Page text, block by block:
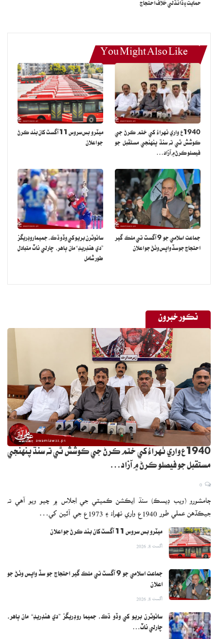
حمايت ۽ ڌانڌلي خلاف احتجاج
You Might Also Like
1940ع واري ٺهراءُ کي ختم ڪرڻ جي
ڪوشش ٿي ته سنڌ پنهنجي مستقبل جو
فيصلو ڪرڻ ۾ آزاد…
ميٽرو بس سروس 11 آگسٽ کان بند ڪرڻ
جو اعلان
جماعت اسلامي جو 9 آگسٽ تي ملڪ گير
احتجاج جو سڏ واپس وٺڻ جو اعلان
سائوٿرن بريو کي وڏو ڌڪ، جميما روڊريگز
”دي هنڊريڊ“ مان ٻاهر، چارلي ناٽ متبادل
طور شامل
نڪور خبرون
1940ع واري ٺهراءُ کي ختم ڪرڻ جي ڪوشش ٿي ته سنڌ پنهنجي
مستقبل جو فيصلو ڪرڻ ۾ آزاد…
ڄامشورو (ويب ڊيسڪ) سنڌ ايڪشن ڪميٽي جي اجلاس ۾ چيو ويو آهي ته
جيڪڏهن عملي طور 1940ع واري ٺهراءُ ۽ 1973ع جي آئين کي…
ميٽرو بس سروس 11 آگسٽ کان بند ڪرڻ جو اعلان
اگست 8, 2026
جماعت اسلامي جو 9 آگسٽ تي ملڪ گير احتجاج جو سڏ واپس وٺڻ جو
اعلان
اگست 8, 2026
سائوٿرن بريو کي وڏو ڌڪ، جميما روڊريگز ”دي هنڊريڊ“ مان ٻاهر،
چارلي ناٽ…